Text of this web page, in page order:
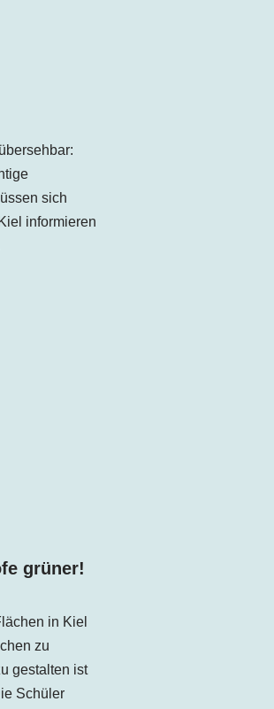
sich
informieren
grüner!
in Kiel
zu
gestalten ist
Schüler